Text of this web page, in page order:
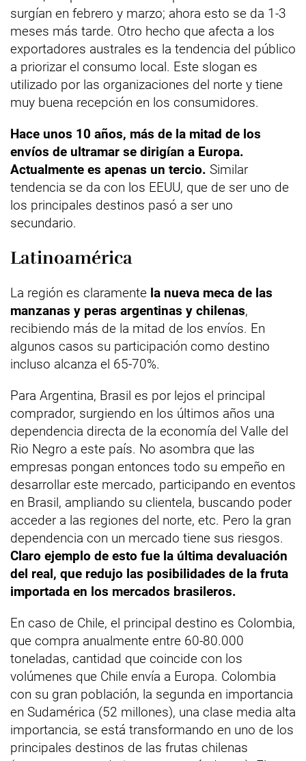
surgían en febrero y marzo; ahora esto se da 1-3
meses más tarde. Otro hecho que afecta a los
exportadores australes es la tendencia del público
a priorizar el consumo local. Este slogan es
utilizado por las organizaciones del norte y tiene
muy buena recepción en los consumidores.
Hace unos 10 años, más de la mitad de los
envíos de ultramar se dirigían a Europa.
Actualmente es apenas un tercio. Similar
tendencia se da con los EEUU, que de ser uno de
los principales destinos pasó a ser uno
secundario.
Latinoamérica
La región es claramente la nueva meca de las
manzanas y peras argentinas y chilenas,
recibiendo más de la mitad de los envíos. En
algunos casos su participación como destino
incluso alcanza el 65-70%.
Para Argentina, Brasil es por lejos el principal
comprador, surgiendo en los últimos años una
dependencia directa de la economía del Valle del
Rio Negro a este país. No asombra que las
empresas pongan entonces todo su empeño en
desarrollar este mercado, participando en eventos
en Brasil, ampliando su clientela, buscando poder
acceder a las regiones del norte, etc. Pero la gran
dependencia con un mercado tiene sus riesgos.
Claro ejemplo de esto fue la última devaluación
del real, que redujo las posibilidades de la fruta
importada en los mercados brasileros.
En caso de Chile, el principal destino es Colombia,
que compra anualmente entre 60-80.000
toneladas, cantidad que coincide con los
volúmenes que Chile envía a Europa. Colombia
con su gran población, la segunda en importancia
en Sudamérica (52 millones), una clase media alta
importancia, se está transformando en uno de los
principales destinos de las frutas chilenas